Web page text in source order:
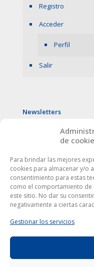
de
Para brindar las mejores
cookies para almacenar y/o
consentimiento para estas
como el comportamiento de
este sitio. No dar su
negativamente a ciertas
Gestionar los servicios
Registro
Acceder
Perfil
Salir
Newsletters
Este sitio web utiliza